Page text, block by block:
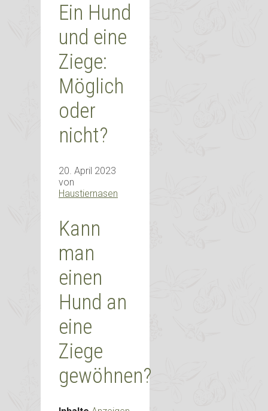
Ein Hund
und eine
Ziege:
Möglich
oder
nicht?
20. April 2023
von
Haustiernasen
Kann
man
einen
Hund an
eine
Ziege
gewöhnen?